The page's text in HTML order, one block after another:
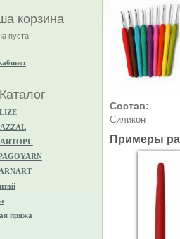
корзина
пуста
Каталог
пряжа
Состав:
Силикон
Примеры